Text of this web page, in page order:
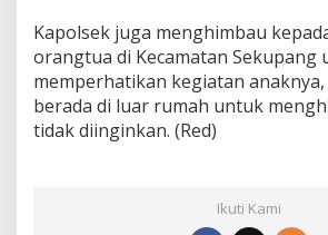
Kapolsek juga menghimbau
orangtua di Kecamatan Sekupang
memperhatikan kegiatan
berada di luar rumah untuk
tidak diinginkan. (Red)
Ikuti Kami